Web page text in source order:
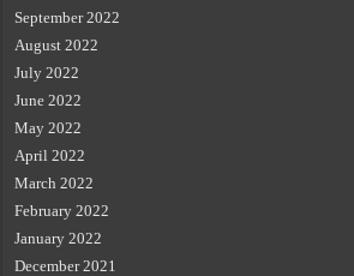
September 2022
August 2022
July 2022
June 2022
May 2022
April 2022
March 2022
February 2022
January 2022
December 2021